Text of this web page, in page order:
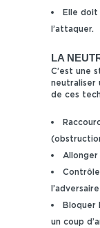
Elle doit
l’attaquer.
LA
C’est une
neutraliser
de ces
Allonger
Bloquer
un coup